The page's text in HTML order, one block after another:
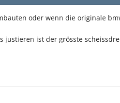
oder wenn die originale
justieren ist der grösste